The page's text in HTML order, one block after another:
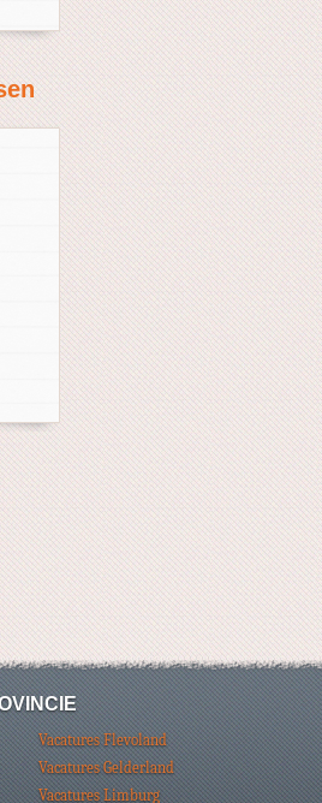
Vacatures Flevoland
Vacatures Gelderland
Vacatures Limburg